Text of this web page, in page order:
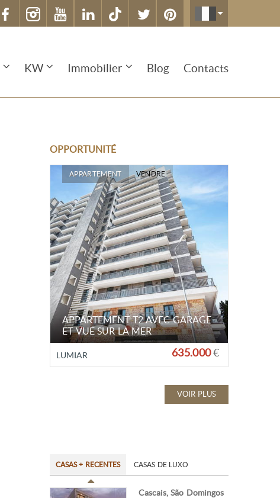
KW Immobilier Blog Contacts
OPPORTUNITÉ
APPARTEMENT VENDRE
APPARTEMENT T2 AVEC GARAGE
ET VUE SUR LA MER
LUMIAR 635.000€
VOIR PLUS
CASAS + RECENTES CASAS DE LUXO
Cascais, São Domingos